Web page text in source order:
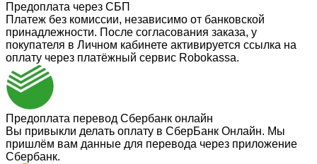
Предоплата через СБП
Платеж без комиссии, независимо от банковской
принадлежности. После согласования заказа, у
покупателя в Личном кабинете активируется ссылка на
оплату через платёжный сервис Robokassa.
Предоплата перевод Сбербанк онлайн
Вы привыкли делать оплату в СберБанк Онлайн. Мы
пришлём вам данные для перевода через приложение
Сбербанк.